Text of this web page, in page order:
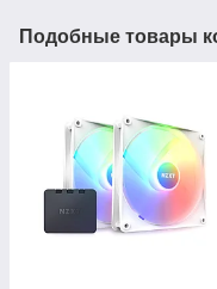
Подобные товары